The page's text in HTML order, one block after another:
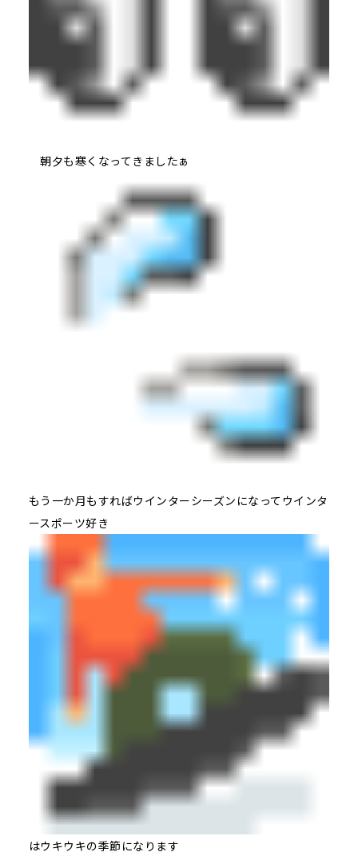
朝夕も寒くなってきましたぁ
もう一か月もすればウインターシーズンになってウインタ
ースポーツ好き
はウキウキの季節になります